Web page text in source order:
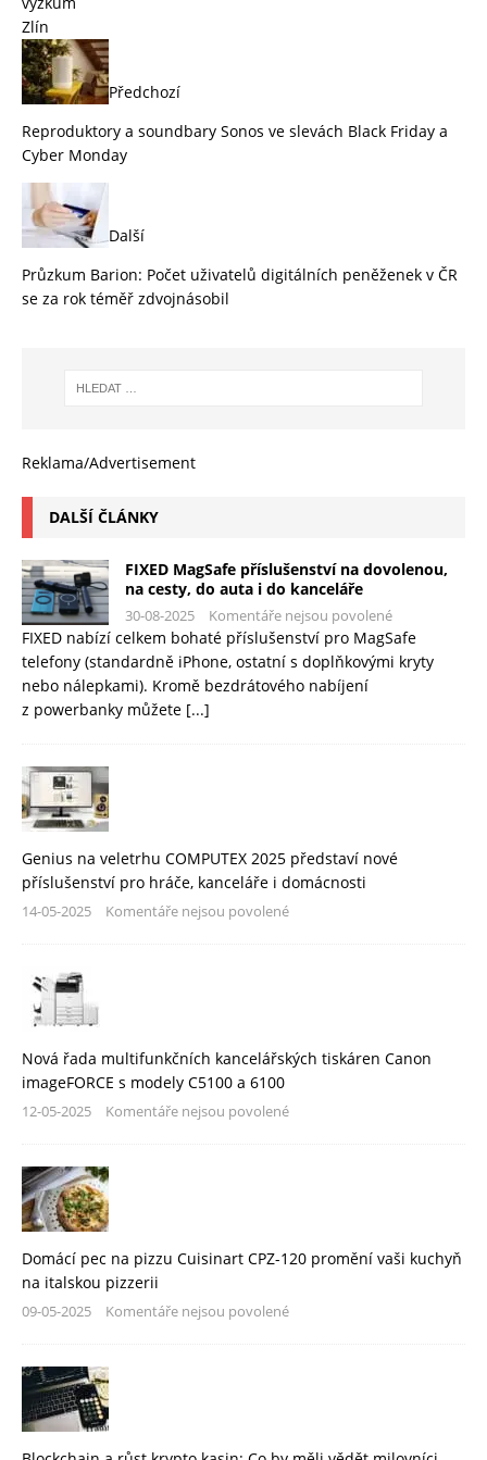
Zlín
Předchozí
Reproduktory a soundbary Sonos ve slevách Black Friday a
Cyber Monday
Další
Průzkum Barion: Počet uživatelů digitálních peněženek v ČR
se za rok téměř zdvojnásobil
Reklama/Advertisement
DALŠÍ ČLÁNKY
FIXED MagSafe příslušenství na dovolenou,
na cesty, do auta i do kanceláře
30-08-2025 Komentáře nejsou povolené
FIXED nabízí celkem bohaté příslušenství pro MagSafe
telefony (standardně iPhone, ostatní s doplňkovými kryty
nebo nálepkami). Kromě bezdrátového nabíjení
z powerbanky můžete [...]
Genius na veletrhu COMPUTEX 2025 představí nové
příslušenství pro hráče, kanceláře i domácnosti
14-05-2025 Komentáře nejsou povolené
Nová řada multifunkčních kancelářských tiskáren Canon
imageFORCE s modely C5100 a 6100
12-05-2025 Komentáře nejsou povolené
Domácí pec na pizzu Cuisinart CPZ-120 promění vaši kuchyň
na italskou pizzerii
09-05-2025 Komentáře nejsou povolené